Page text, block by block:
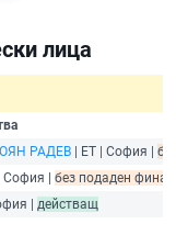
лица
РАДЕВ | ЕТ | София |
София | без подаден
| действащ